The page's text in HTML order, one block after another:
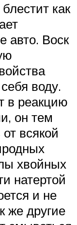
как
авто. Воск
воду.
в реакцию
он тем
всякой
хвойных
натертой
и не
же другие